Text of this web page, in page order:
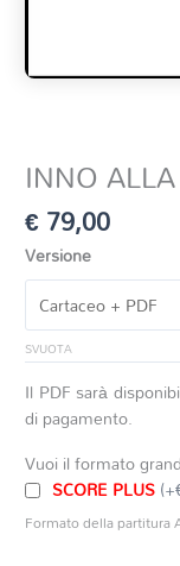
INNO
€79,00
Versione
SVUOTA
Il PDF sarà
di pagamento.
Vuoi il formato
SCORE PLUS
Formato della partitura